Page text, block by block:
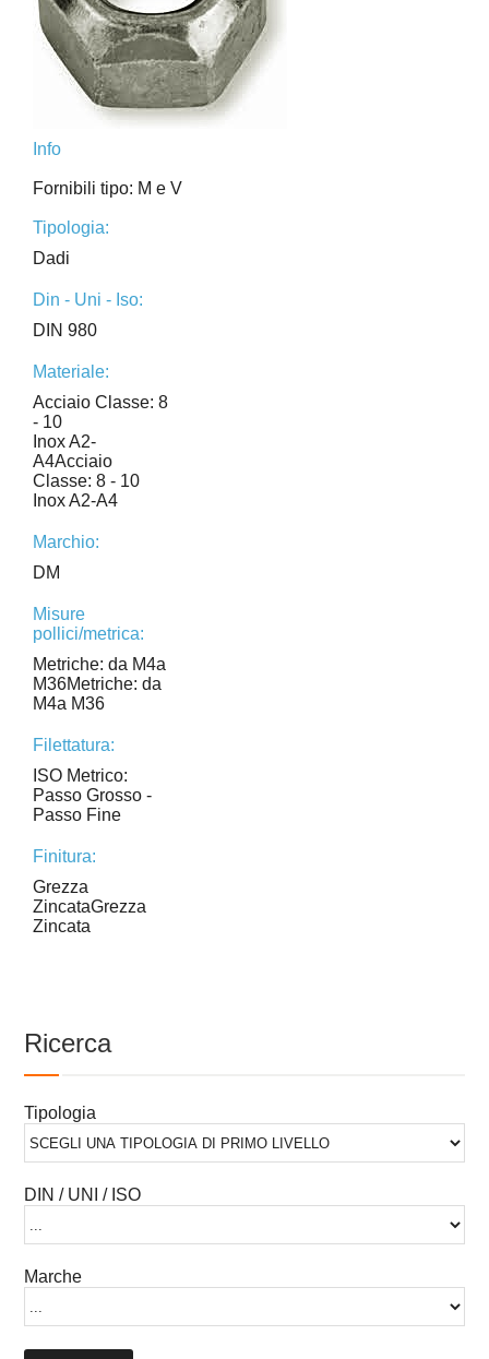
Info
Fornibili tipo: M e V
Tipologia:
Dadi
Din - Uni - Iso:
DIN 980
Materiale:
Acciaio Classe: 8
- 10
Inox A2-
A4Acciaio
Classe: 8 - 10
Inox A2-A4
Marchio:
DM
Misure
pollici/metrica:
Metriche: da M4a
M36Metriche: da
M4a M36
Filettatura:
ISO Metrico:
Passo Grosso -
Passo Fine
Finitura:
Grezza
ZincataGrezza
Zincata
Ricerca
Tipologia
DIN / UNI / ISO
Marche